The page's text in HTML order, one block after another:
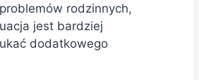
rodzinnych,
jest bardziej
dodatkowego